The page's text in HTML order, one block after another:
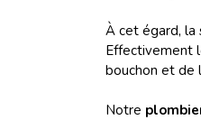
À cet égard, la
Effectivement
bouchon et de
Notre